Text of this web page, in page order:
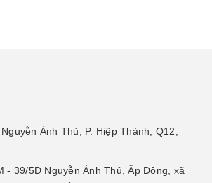
Ảnh Thủ, P. Hiệp Thành, Q12,
- 39/5D Nguyễn Ảnh Thủ, Ấp Đông, xã